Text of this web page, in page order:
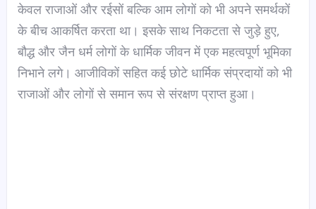
केवल राजाओं और रईसों बल्कि आम लोगों को भी अपने समर्थकों
के बीच आकर्षित करता था। इसके साथ निकटता से जुड़े हुए,
बौद्ध और जैन धर्म लोगों के धार्मिक जीवन में एक महत्वपूर्ण भूमिका
निभाने लगे। आजीविकों सहित कई छोटे धार्मिक संप्रदायों को भी
राजाओं और लोगों से समान रूप से संरक्षण प्राप्त हुआ।